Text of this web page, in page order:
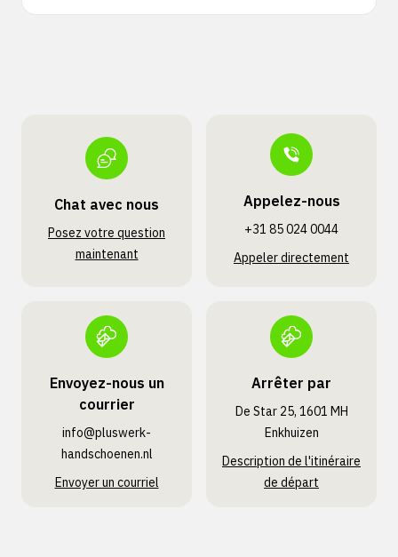
Chat avec nous
Posez votre question
maintenant
Appelez-nous
+31 85 024 0044
Appeler directement
Envoyez-nous un
courrier
info@pluswerk­
handschoenen.nl
Envoyer un courriel
Arrêter par
De Star 25, 1601 MH
Enkhuizen
Description de l'itinéraire
de départ